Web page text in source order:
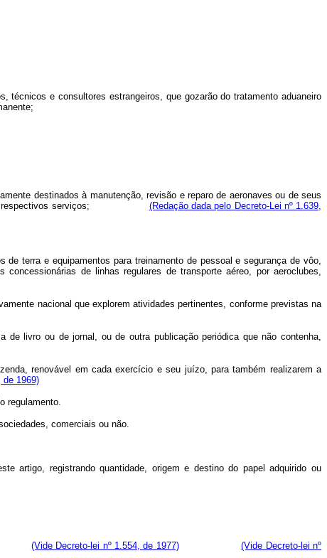
e consultores estrangeiros, que gozarão do tratamento aduaneiro
destinados à manutenção, revisão e reparo de aeronaves ou de seus
serviços;
(Redação dada pelo Decreto-Lei nº 1.639,
terra e equipamentos para treinamento de pessoal e segurança de vôo,
de linhas regulares de transporte aéreo, por aeroclubes,
nacional que explorem atividades pertinentes, conforme previstas na
livro ou de jornal, ou de outra publicação periódica que não contenha,
renovável em cada exercício e seu juízo, para também realizarem a
de 1969)
regulamento.
comerciais ou não.
artigo, registrando quantidade, origem e destino do papel adquirido ou
(Vide Decreto-lei nº 1.554, de 1977)
(Vide Decreto-lei nº